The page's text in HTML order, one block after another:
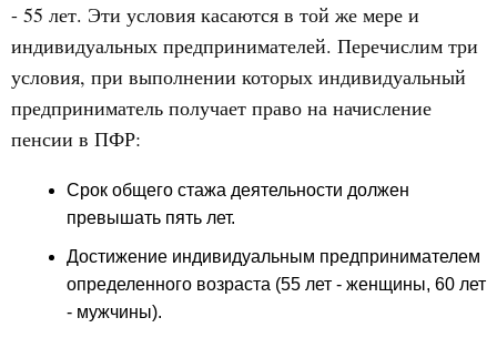
- 55 лет. Эти условия касаются в той же мере и
индивидуальных предпринимателей. Перечислим три
условия, при выполнении которых индивидуальный
предприниматель получает право на начисление
пенсии в ПФР:
Срок общего стажа деятельности должен
превышать пять лет.
Достижение индивидуальным предпринимателем
определенного возраста (55 лет - женщины, 60 лет
- мужчины).